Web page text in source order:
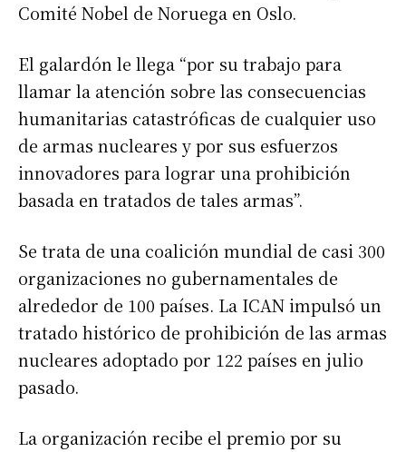
Comité Nobel de Noruega en Oslo.
El galardón le llega “por su trabajo para
llamar la atención sobre las consecuencias
humanitarias catastróficas de cualquier uso
de armas nucleares y por sus esfuerzos
innovadores para lograr una prohibición
basada en tratados de tales armas”.
Se trata de una coalición mundial de casi 300
organizaciones no gubernamentales de
alrededor de 100 países. La ICAN impulsó un
tratado histórico de prohibición de las armas
nucleares adoptado por 122 países en julio
pasado.
La organización recibe el premio por su